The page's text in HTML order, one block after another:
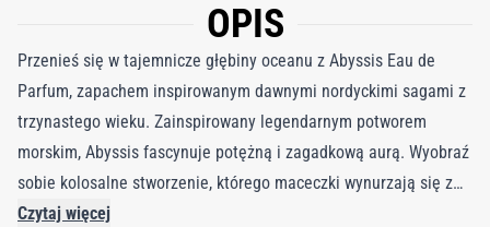
OPIS
Przenieś się w tajemnicze głębiny oceanu z Abyssis Eau de
Parfum, zapachem inspirowanym dawnymi nordyckimi sagami z
trzynastego wieku. Zainspirowany legendarnym potworem
morskim, Abyssis fascynuje potężną i zagadkową aurą. Wyobraź
sobie kolosalne stworzenie, którego maceczki wynurzają się z
wodnej otchłani, uosabiając surową, nieokiełznaną siłę morza.
Czytaj więcej